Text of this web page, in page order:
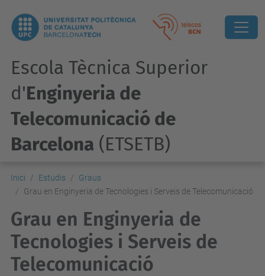
Escola Tècnica Superior
d'Enginyeria de
Telecomunicació de
Barcelona (ETSETB)
Inici Estudis
Graus
Grau en Enginyeria de Tecnologies i Serveis de Telecomunicació
Grau en Enginyeria de
Tecnologies i Serveis de
Telecomunicació